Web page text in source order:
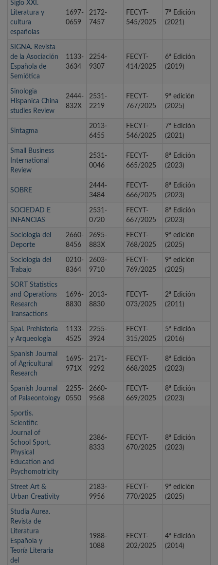
Siglo XXI.
Literatura y
cultura
españolas
1697-
0659
2172-
7457
FECYT-
545/2025
7ª Edición
(2021)
SIGNA. Revista
de la Asociación
Española de
Semiótica
1133-
3634
2254-
9307
FECYT-
414/2025
6ª Edición
(2019)
Sinologia
Hispanica China
studies Review
2444-
832X
2531-
2219
FECYT-
767/2025
9ª edición
(2025)
Sintagma
2013-
6455
FECYT-
546/2025
7ª Edición
(2021)
Small Business
International
Review
2531-
0046
FECYT-
665/2025
8ª Edición
(2023)
SOBRE
2444-
3484
FECYT-
666/2025
8ª Edición
(2023)
SOCIEDAD E
INFANCIAS
2531-
0720
FECYT-
667/2025
8ª Edición
(2023)
Sociología del
Deporte
2660-
8456
2695-
883X
FECYT-
768/2025
9ª edición
(2025)
Sociología del
Trabajo
0210-
8364
2603-
9710
FECYT-
769/2025
9ª edición
(2025)
SORT Statistics
and Operations
Research
Transactions
1696-
8830
2013-
8830
FECYT-
073/2025
2ª Edición
(2011)
Spal. Prehistoria
y Arqueología
1133-
4525
2255-
3924
FECYT-
315/2025
5ª Edición
(2016)
Spanish Journal
of Agricultural
Research
1695-
971X
2171-
9292
FECYT-
668/2025
8ª Edición
(2023)
Spanish Journal
of Palaeontology
2255-
0550
2660-
9568
FECYT-
669/2025
8ª Edición
(2023)
Sportis.
Scientific
Journal of
School Sport,
Physical
Education and
Psychomotricity
2386-
8333
FECYT-
670/2025
8ª Edición
(2023)
Street Art &
Urban Creativity
2183-
9956
FECYT-
770/2025
9ª edición
(2025)
Studia Aurea.
Revista de
Literatura
Española y
Teoría Literaria
del
1988-
1088
FECYT-
202/2025
4ª Edición
(2014)